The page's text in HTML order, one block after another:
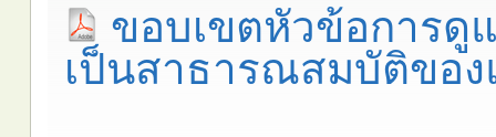
ขอบเขตหัวข้อการดู
เป็นสาธารณสมบัติขอ